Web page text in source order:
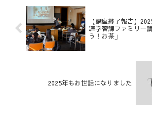
で、まぁまぁしんどい。ここ数年
は秋を迎える時に必ずひどい胃痛
【講座終了報告】
涯学習課ファミリー
う！お茶」
2025年もお世話になりました